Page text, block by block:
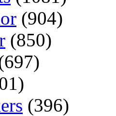
(904)
(850)
(396)